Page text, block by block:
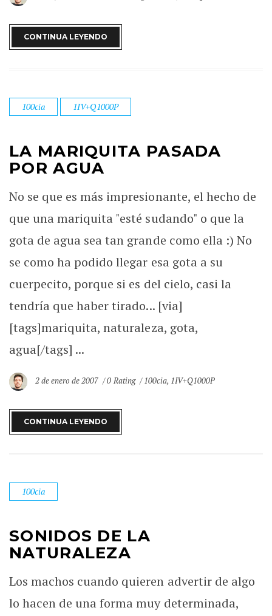
CONTINUA LEYENDO
100cia 1IV+Q1000P
LA MARIQUITA PASADA
POR AGUA
No se que es más impresionante, el hecho de
que una mariquita "esté sudando" o que la
gota de agua sea tan grande como ella :) No
se como ha podido llegar esa gota a su
cuerpecito, porque si es del cielo, casi la
tendría que haber tirado... [via]
[tags]mariquita, naturaleza, gota,
agua[/tags] ...
2 de enero de 2007 0 Rating 100cia, 1IV+Q1000P
CONTINUA LEYENDO
100cia
SONIDOS DE LA
NATURALEZA
Los machos cuando quieren advertir de algo
lo hacen de una forma muy determinada,